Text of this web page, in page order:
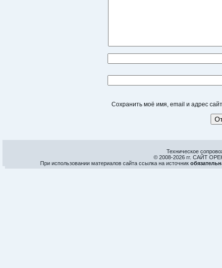
Сохранить моё имя, email и адрес
Техническое
© 2008-2026 гг. САЙТ
При использовании материалов сайта ссылка на источник